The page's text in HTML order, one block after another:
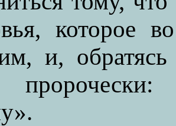
которое
и,